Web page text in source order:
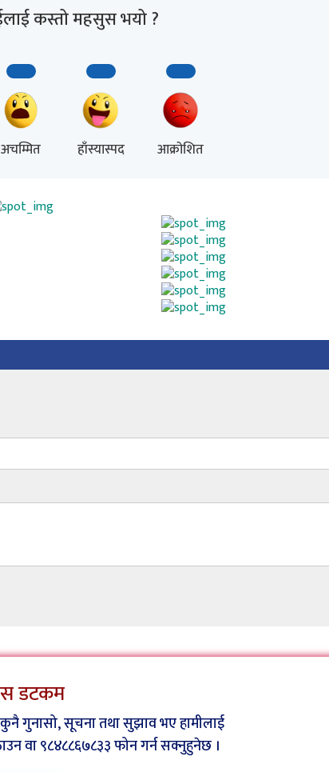
कस्तो महसुस भयो ?
अचम्मित हाँस्यास्पद आक्रोशित
डटकम
कुनै गुनासो, सूचना तथा सुझाव भए हामीलाई
वा ९८४८८६७८३३ फोन गर्न सक्नुहुनेछ ।